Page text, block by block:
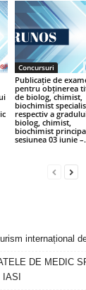
Concursuri
Publicație de
pentru obținerea
de biolog, chimist,
biochimist
respectiv a
biolog, chimist,
biochimist
sesiunea 03 iunie
internațional
DE MEDIC
IASI